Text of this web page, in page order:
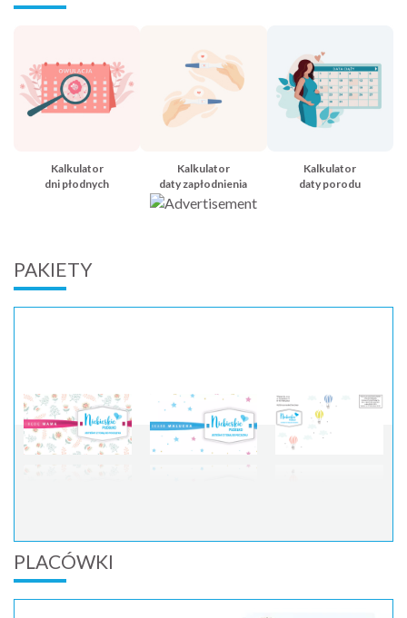
Kalkulator
dni płodnych
Kalkulator
daty zapłodnienia
Kalkulator
daty porodu
PAKIETY
PLACÓWKI